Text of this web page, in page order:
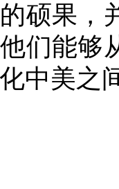
硕果，
们能够
中美之